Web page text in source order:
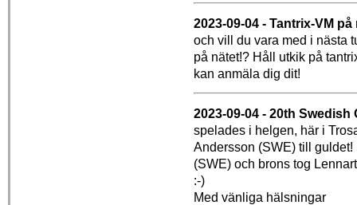
2023-09-04 - Tantrix-VM
och vill du vara med i nästa
på nätet!? Håll utkik på
kan anmäla dig dit!
2023-09-04 - 20th
spelades i helgen, här i
Andersson (SWE) till
(SWE) och brons tog
:-)
Med vänliga hälsningar